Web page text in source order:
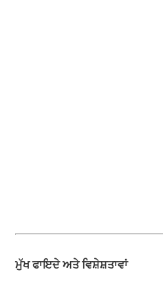
ਮੁੱਖ ਫਾਇਦੇ ਅਤੇ ਵਿਸ਼ੇਸ਼ਤਾਵਾਂ